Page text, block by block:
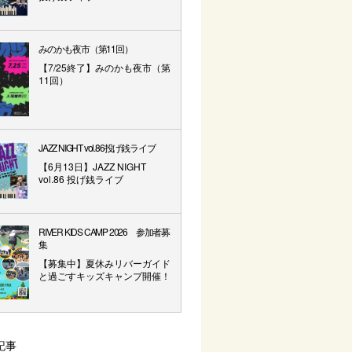
みのかも夜市（第11回）
【7/25終了】みのかも夜市（第
11回）
JAZZ NIGHT vol.86投げ銭ライブ
【6月13日】JAZZ NIGHT
vol.86 投げ銭ライブ
RIVER KIDS CAMP 2026 参加者募
集
【募集中】夏休みリバーガイド
と過ごすキッズキャンプ開催！
事